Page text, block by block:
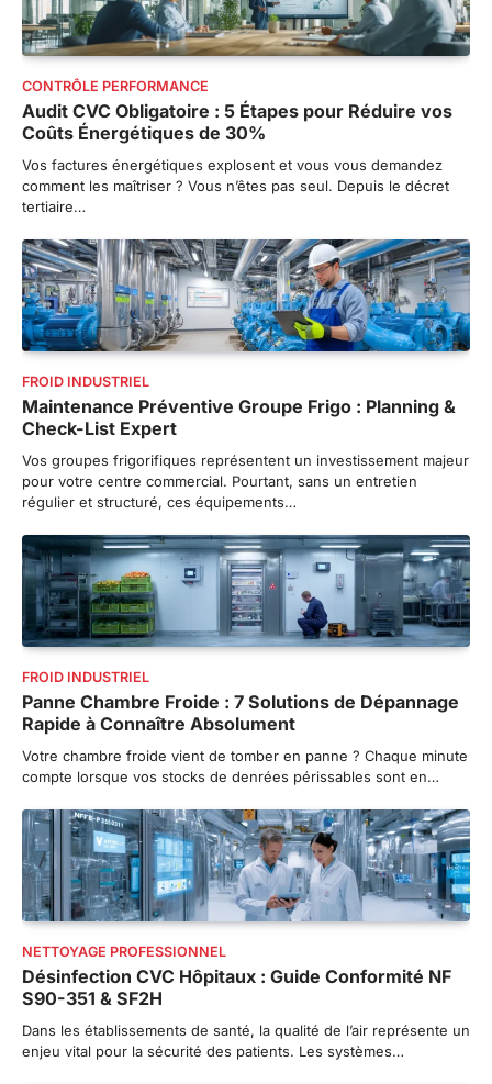
CONTRÔLE PERFORMANCE
Audit CVC Obligatoire : 5 Étapes pour Réduire vos
Coûts Énergétiques de 30%
Vos factures énergétiques explosent et vous vous demandez
comment les maîtriser ? Vous n’êtes pas seul. Depuis le décret
tertiaire…
FROID INDUSTRIEL
Maintenance Préventive Groupe Frigo : Planning &
Check-List Expert
Vos groupes frigorifiques représentent un investissement majeur
pour votre centre commercial. Pourtant, sans un entretien
régulier et structuré, ces équipements…
FROID INDUSTRIEL
Panne Chambre Froide : 7 Solutions de Dépannage
Rapide à Connaître Absolument
Votre chambre froide vient de tomber en panne ? Chaque minute
compte lorsque vos stocks de denrées périssables sont en…
NETTOYAGE PROFESSIONNEL
Désinfection CVC Hôpitaux : Guide Conformité NF
S90-351 & SF2H
Dans les établissements de santé, la qualité de l’air représente un
enjeu vital pour la sécurité des patients. Les systèmes…